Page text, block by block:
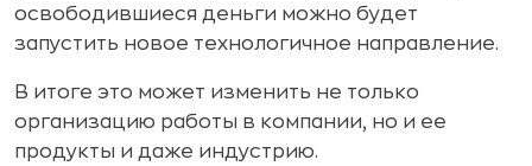
освободившиеся деньги можно будет
запустить новое технологичное направление.
В итоге это может изменить не только
организацию работы в компании, но и ее
продукты и даже индустрию.